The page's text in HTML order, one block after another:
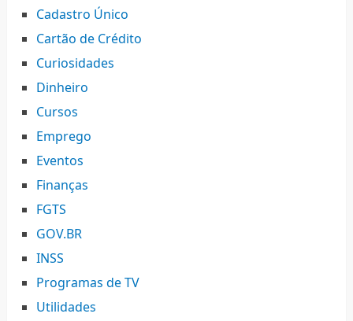
Cadastro Único
Cartão de Crédito
Curiosidades
Dinheiro
Cursos
Emprego
Eventos
Finanças
FGTS
GOV.BR
INSS
Programas de TV
Utilidades